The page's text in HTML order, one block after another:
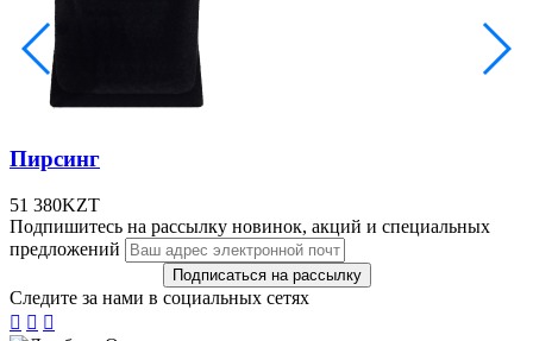
Пирсинг
51 380KZT
Подпишитесь на рассылку новинок, акций и специальных
предложений
Следите за нами в социальных сетях
  